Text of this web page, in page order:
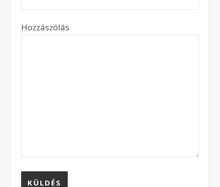
Hozzászólás